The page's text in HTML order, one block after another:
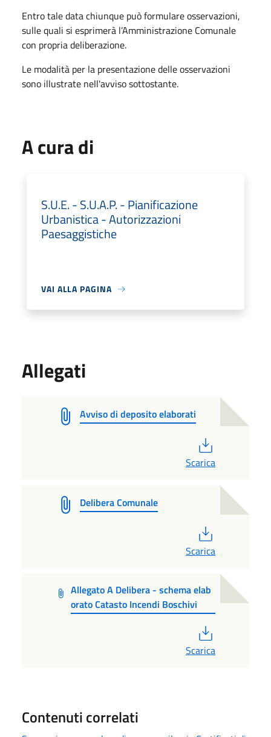
Entro tale data chiunque può formulare osservazioni,
sulle quali si esprimerà l’Amministrazione Comunale
con propria deliberazione.
Le modalità per la presentazione delle osservazioni
sono illustrate nell'avviso sottostante.
A cura di
S.U.E. - S.U.A.P. - Pianificazione
Urbanistica - Autorizzazioni
Paesaggistiche
VAI ALLA PAGINA
Allegati
Avviso di deposito elaborati
Scarica
Delibera Comunale
Scarica
Allegato A Delibera - schema elab
orato Catasto Incendi Boschivi
Scarica
Contenuti correlati